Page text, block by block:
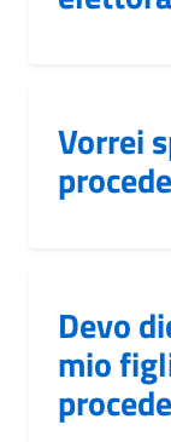
Vorrei
Devo
mio